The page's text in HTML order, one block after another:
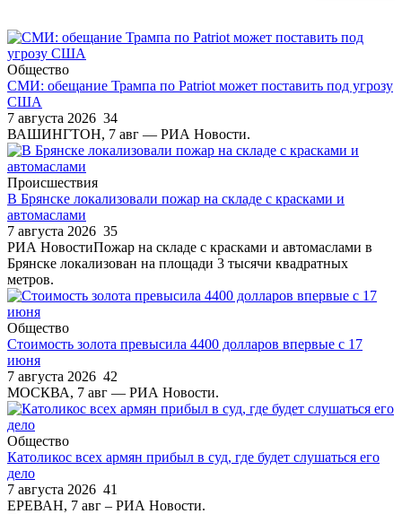
Общество
СМИ: обещание Трампа по Patriot может поставить под угрозу
США
7 августа 2026 34
ВАШИНГТОН, 7 авг — РИА Новости.
Происшествия
В Брянске локализовали пожар на складе с красками и
автомаслами
7 августа 2026 35
РИА НовостиПожар на складе с красками и автомаслами в
Брянске локализован на площади 3 тысячи квадратных
метров.
Общество
Стоимость золота превысила 4400 долларов впервые с 17
июня
7 августа 2026 42
МОСКВА, 7 авг — РИА Новости.
Общество
Католикос всех армян прибыл в суд, где будет слушаться его
дело
7 августа 2026 41
ЕРЕВАН, 7 авг – РИА Новости.